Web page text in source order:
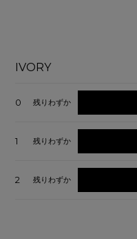
IVORY
0 残りわずか
1 残りわずか
2 残りわずか